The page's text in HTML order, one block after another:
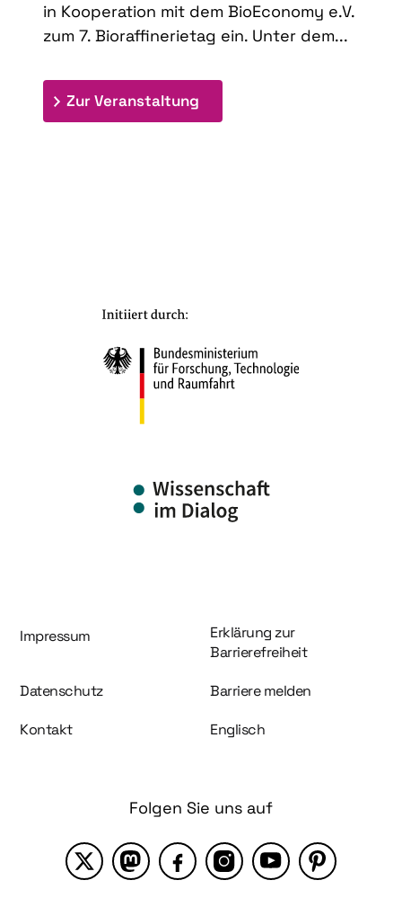
in Kooperation mit dem BioEconomy e.V.
zum 7. Bioraffinerietag ein. Unter dem...
Zur Veranstaltung
Information und Service
Impressum
Erklärung zur
Barrierefreiheit
Datenschutz Barriere melden
Kontakt Englisch
Folgen Sie uns auf